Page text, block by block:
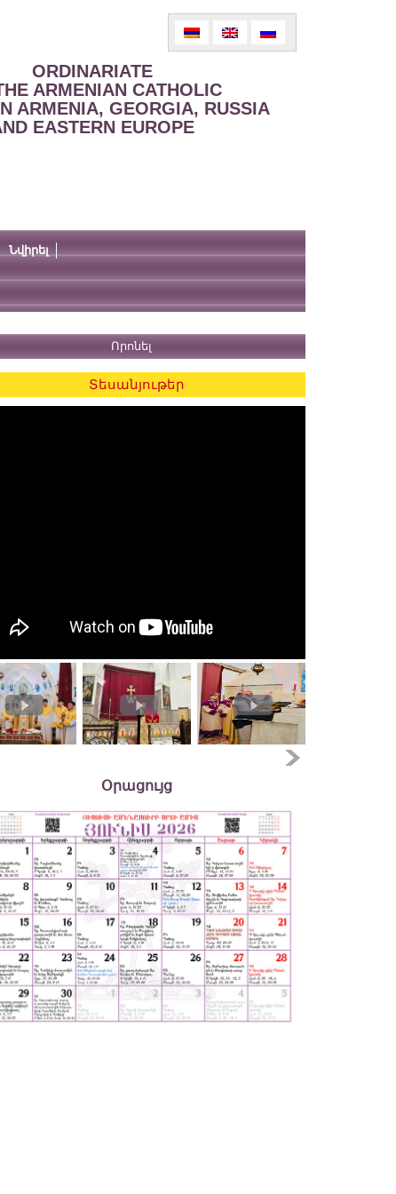
ORDINARIATE
ARMENIAN CATHOLIC
ARMENIA, GEORGIA, RUSSIA
EASTERN EUROPE
Նվիրել
Տեսանյութեր
Օրացույց